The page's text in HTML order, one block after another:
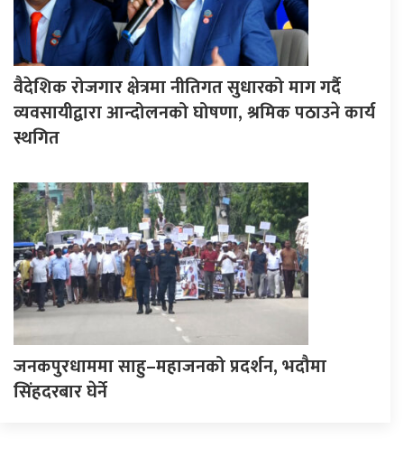
वैदेशिक रोजगार क्षेत्रमा नीतिगत सुधारको माग गर्दै
व्यवसायीद्वारा आन्दोलनको घोषणा, श्रमिक पठाउने कार्य
स्थगित
जनकपुरधाममा साहु–महाजनको प्रदर्शन, भदौमा
सिंहदरबार घेर्ने